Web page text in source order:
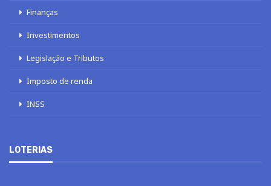
Finanças
Investimentos
Legislação e Tributos
Imposto de renda
INSS
LOTERIAS